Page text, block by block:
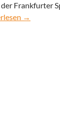
Frankfurter
setzt beim
→